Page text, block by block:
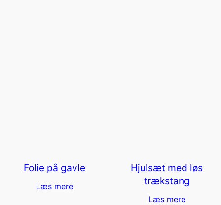
Folie på gavle
Læs mere
Hjulsæt med løs
trækstang
Læs mere